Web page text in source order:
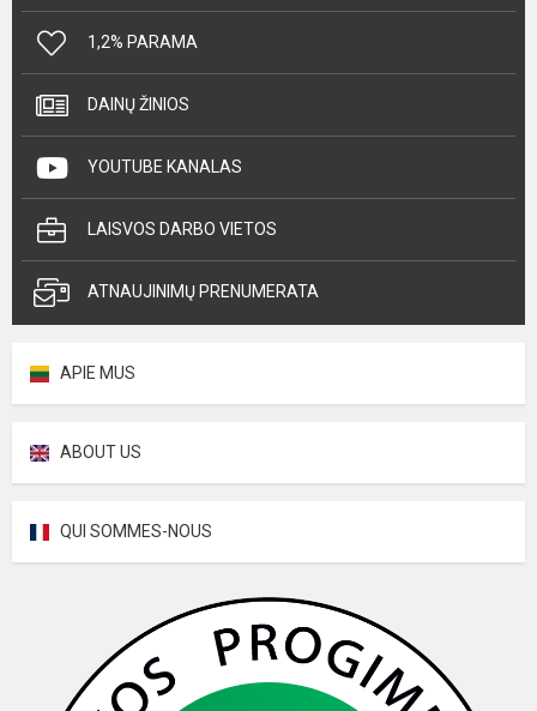
1,2% PARAMA
DAINŲ ŽINIOS
YOUTUBE KANALAS
LAISVOS DARBO VIETOS
ATNAUJINIMŲ PRENUMERATA
APIE MUS
ABOUT US
QUI SOMMES-NOUS